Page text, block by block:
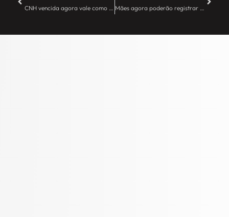
CNH vencida agora vale como documento de identificação – JE Camargo Mães agora poderão registrar bebês no município onde residem – JE Camargo